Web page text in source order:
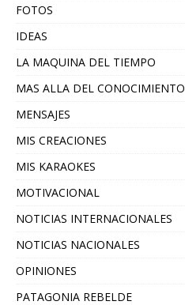
FOTOS
IDEAS
LA MAQUINA DEL TIEMPO
MAS ALLA DEL CONOCIMIENTO
MENSAJES
MIS CREACIONES
MIS KARAOKES
MOTIVACIONAL
NOTICIAS INTERNACIONALES
NOTICIAS NACIONALES
OPINIONES
PATAGONIA REBELDE